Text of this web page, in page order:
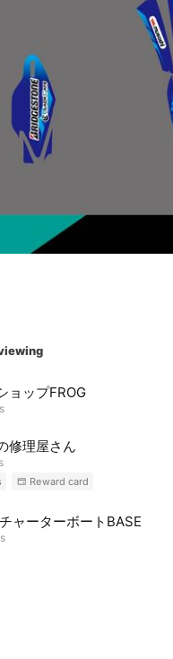
ョップFROG
修理屋さん
Reward card
ャーターボートBASE